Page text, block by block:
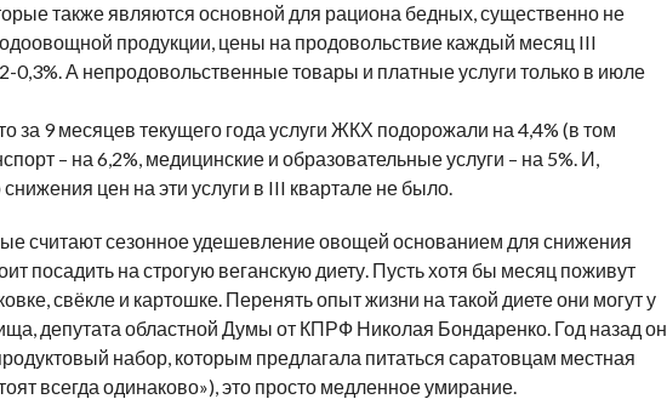
также являются основной для рациона бедных, существенно не
продукции, цены на продовольствие каждый месяц III
0,3%. А непродовольственные товары и платные услуги только в июле
за 9 месяцев текущего года услуги ЖКХ подорожали на 4,4% (в том
– на 6,2%, медицинские и образовательные услуги – на 5%. И,
снижения цен на эти услуги в III квартале не было.
считают сезонное удешевление овощей основанием для снижения
посадить на строгую веганскую диету. Пусть хотя бы месяц поживут
свёкле и картошке. Перенять опыт жизни на такой диете они могут у
депутата областной Думы от КПРФ Николая Бондаренко. Год назад он
набор, которым предлагала питаться саратовцам местная
всегда одинаково»), это просто медленное умирание.